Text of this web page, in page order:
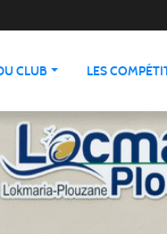
CLUB LES